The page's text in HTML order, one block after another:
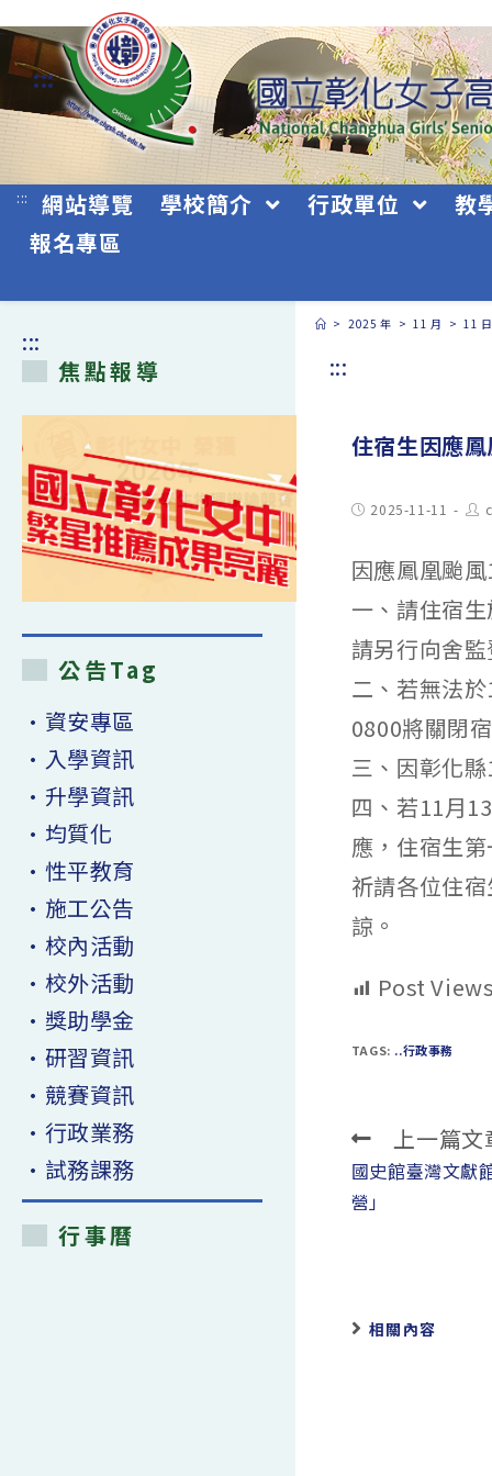
跳
轉
主
要
:::
::: 網站導覽 學校簡介 行政單位
教
報名專區
> 2025 年 > 11 月 > 11 日
:::
住宿生因應
Post2025-11-11
因應鳳凰颱
一、請住宿
請另行向舍
二、若無法
0800將關閉
三、因彰化
四、若11月
應，住宿生
祈請各位住
諒。
Post
TAGS: ..行政事務
Read
more
articles
上一篇文
國史館臺灣文獻
營」
相關內容
:::
焦點報導
公告Tag
•資安專區
•入學資訊
•升學資訊
•均質化
•性平教育
•施工公告
•校內活動
•校外活動
•獎助學金
•研習資訊
•競賽資訊
•行政業務
•試務課務
行事曆